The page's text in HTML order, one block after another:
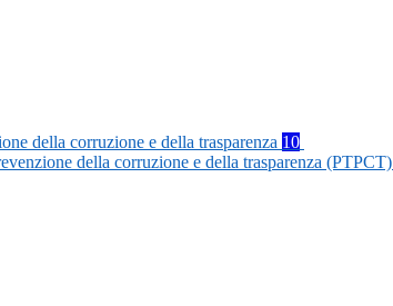
della corruzione e della trasparenza 10
della corruzione e della trasparenza (PTPCT)